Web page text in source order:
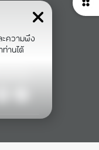
ะความพึง
ท่านได้